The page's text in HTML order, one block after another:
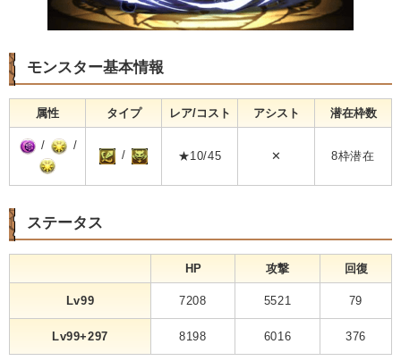
モンスター基本情報
属性 タイプ レア/コスト アシスト 潜在枠数
/ /
/ ★10/45 ✕ 8枠潜在
ステータス
HP 攻撃 回復
Lv99 7208 5521 79
Lv99+297 8198 6016 376